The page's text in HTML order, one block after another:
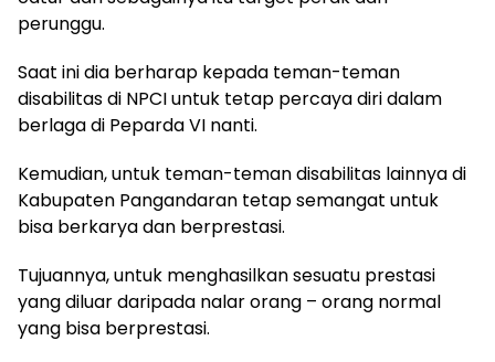
perunggu.
Saat ini dia berharap kepada teman-teman
disabilitas di NPCI untuk tetap percaya diri dalam
berlaga di Peparda VI nanti.
Kemudian, untuk teman-teman disabilitas lainnya di
Kabupaten Pangandaran tetap semangat untuk
bisa berkarya dan berprestasi.
Tujuannya, untuk menghasilkan sesuatu prestasi
yang diluar daripada nalar orang – orang normal
yang bisa berprestasi.